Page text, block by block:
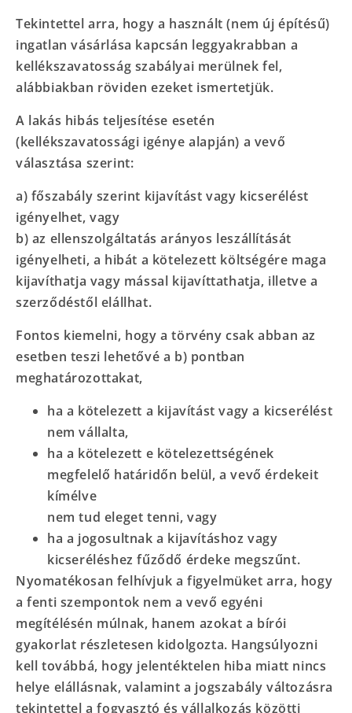
Tekintettel arra, hogy a használt (nem új építésű)
ingatlan vásárlása kapcsán leggyakrabban a
kellékszavatosság szabályai merülnek fel,
alábbiakban röviden ezeket ismertetjük.
A lakás hibás teljesítése esetén
(kellékszavatossági igénye alapján) a vevő
választása szerint:
a) főszabály szerint kijavítást vagy kicserélést
igényelhet, vagy
b) az ellenszolgáltatás arányos leszállítását
igényelheti, a hibát a kötelezett költségére maga
kijavíthatja vagy mással kijavíttathatja, illetve a
szerződéstől elállhat.
Fontos kiemelni, hogy a törvény csak abban az
esetben teszi lehetővé a b) pontban
meghatározottakat,
ha a kötelezett a kijavítást vagy a kicserélést
nem vállalta,
ha a kötelezett e kötelezettségének
megfelelő határidőn belül, a vevő érdekeit
kímélve
nem tud eleget tenni, vagy
ha a jogosultnak a kijavításhoz vagy
kicseréléshez fűződő érdeke megszűnt.
Nyomatékosan felhívjuk a figyelmüket arra, hogy
a fenti szempontok nem a vevő egyéni
megítélésén múlnak, hanem azokat a bírói
gyakorlat részletesen kidolgozta. Hangsúlyozni
kell továbbá, hogy jelentéktelen hiba miatt nincs
helye elállásnak, valamint a jogszabály változásra
tekintettel a fogyasztó és vállalkozás közötti